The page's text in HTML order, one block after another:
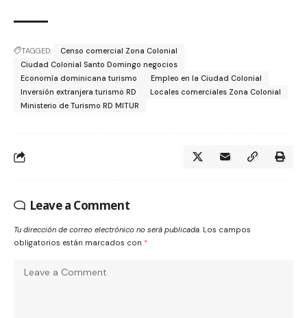
TAGGED:
Censo comercial Zona Colonial
Ciudad Colonial Santo Domingo negocios
Economía dominicana turismo
Empleo en la Ciudad Colonial
Inversión extranjera turismo RD
Locales comerciales Zona Colonial
Ministerio de Turismo RD MITUR
Leave a Comment
Tu dirección de correo electrónico no será publicada. Los campos
obligatorios están marcados con *